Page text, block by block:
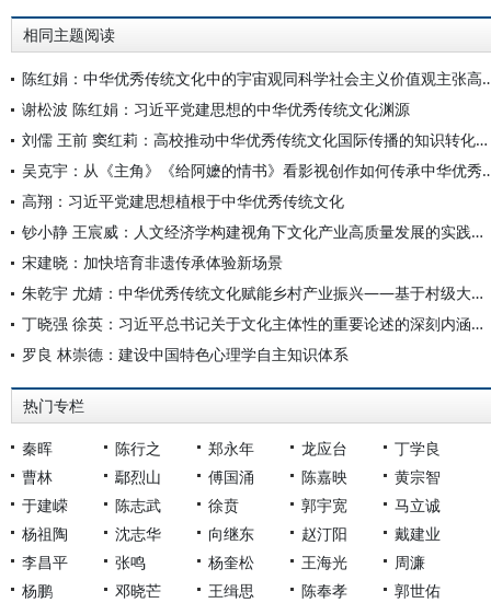
相同主题阅读
陈红娟：中华优秀传统文化中的
谢松波 陈红娟：习近平党建思想的中华优秀传统文化渊源
刘儒 王前 窦红莉：高校推动中华优秀传统文化国际传播的知识转化路径
吴克宇：从《主角》《给阿嬷
高翔：习近平党建思想植根于中华优秀传统文化
钞小静 王宸威：人文经济学构建视角下文化产业高质量发展的实践载体、内在要求和发展路径
宋建晓：加快培育非遗传承体验新场景
朱乾宇 尤婧：中华优秀传统文化赋能乡村产业振兴——基于村级大数据的实证研究
丁晓强 徐英：习近平总书记关于文化主体性的重要论述的深刻内涵与原创性贡献
罗良 林崇德：建设中国特色心理学自主知识体系
热门专栏
秦晖 陈行之 郑永年 龙应台
丁学良
曹林
鄢烈山 傅国涌 陈嘉映
黄宗智
于建嵘
陈志武 徐贲 郭宇宽
马立诚
杨祖陶
沈志华 向继东 赵汀阳
戴建业
李昌平
张鸣 杨奎松 王海光
周濂
杨鹏
邓晓芒 王缉思 陈奉孝 郭世佑